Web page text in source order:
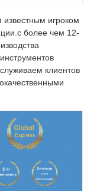
известным игроком
более чем 12-
клиентов